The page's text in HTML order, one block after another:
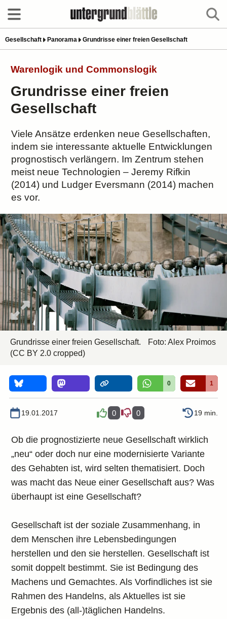
Gesellschaft Panorama Grundrisse einer freien Gesellschaft
Warenlogik und Commonslogik
Grundrisse einer freien
Gesellschaft
Viele Ansätze erdenken neue Gesellschaften,
indem sie interessante aktuelle Entwicklungen
prognostisch verlängern. Im Zentrum stehen
meist neue Technologien – Jeremy Rifkin
(2014) und Ludger Eversmann (2014) machen
es vor.
Grundrisse einer freien Gesellschaft. Foto: Alex Proimos
(CC BY 2.0 cropped)
0 1
19.01.2017 0 0 19 min.
Ob die prognostizierte neue Gesellschaft wirklich
„neu“ oder doch nur eine modernisierte Variante
des Gehabten ist, wird selten thematisiert. Doch
was macht das Neue einer Gesellschaft aus? Was
überhaupt ist eine Gesellschaft?
Gesellschaft ist der soziale Zusammenhang, in
dem Menschen ihre Lebensbedingungen
herstellen und den sie herstellen. Gesellschaft ist
somit doppelt bestimmt. Sie ist Bedingung des
Machens und Gemachtes. Als Vorfindliches ist sie
Rahmen des Handelns, als Aktuelles ist sie
Ergebnis des (all-)täglichen Handelns.